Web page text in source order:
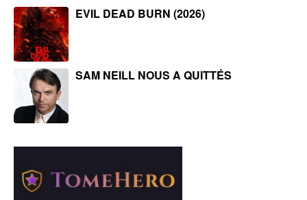
EVIL DEAD BURN (2026)
SAM NEILL NOUS A QUITTÉS